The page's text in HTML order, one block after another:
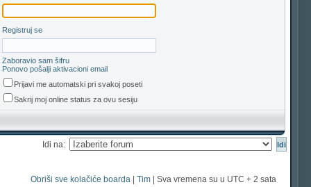
Registruj se
Zaboravio sam šifru
Ponovo pošalji aktivacioni email
Prijavi me automatski pri svakoj poseti
Sakrij moj online status za ovu sesiju
Idi na:
Obriši sve kolačiće boarda Tim | Sva vremena su u UTC + 2 sata